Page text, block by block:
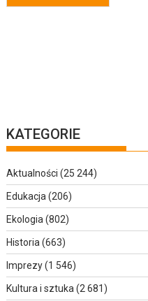
KATEGORIE
Aktualności (25 244)
Edukacja (206)
Ekologia (802)
Historia (663)
Imprezy(1 546)
Kultura i sztuka (2 681)